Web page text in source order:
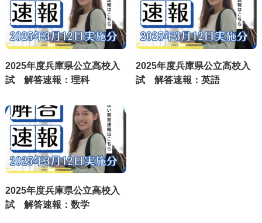
2025年度兵庫県公立高校入
試 解答速報：理科
2025年度兵庫県公立高校入
試 解答速報：英語
2025年度兵庫県公立高校入
試 解答速報：数学